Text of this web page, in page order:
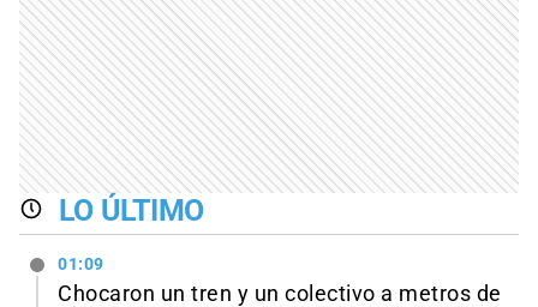
LO ÚLTIMO
01:09
Chocaron un tren y un colectivo a metros de